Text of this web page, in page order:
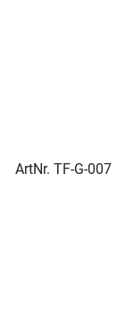
ArtNr. TF-G-007